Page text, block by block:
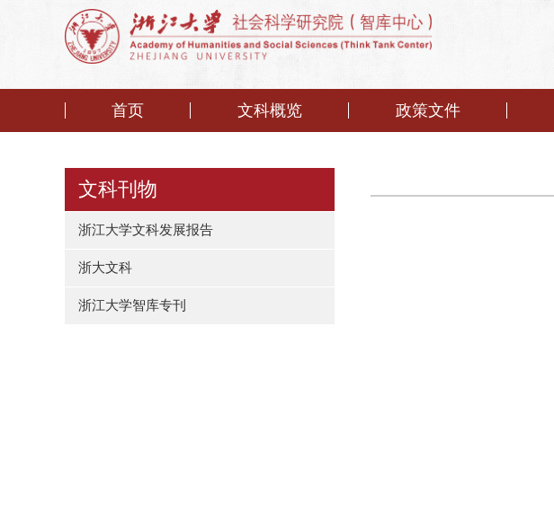
首页 文科概览 政策文件
文科刊物
浙江大学文科发展报告
浙大文科
浙江大学智库专刊